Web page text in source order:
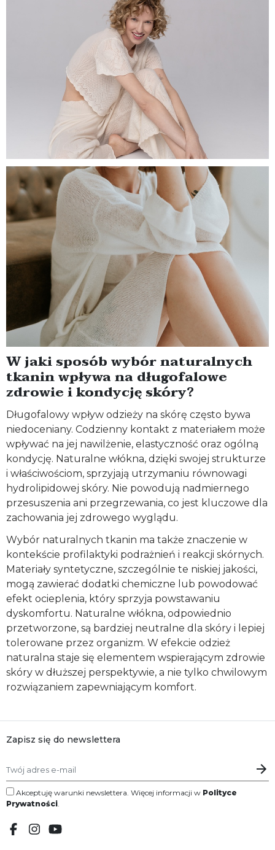
W jaki sposób wybór naturalnych
tkanin wpływa na długofalowe
zdrowie i kondycję skóry?
Długofalowy wpływ odzieży na skórę często bywa
niedoceniany. Codzienny kontakt z materiałem może
wpływać na jej nawilżenie, elastyczność oraz ogólną
kondycję. Naturalne włókna, dzięki swojej strukturze
i właściwościom, sprzyjają utrzymaniu równowagi
hydrolipidowej skóry. Nie powodują nadmiernego
przesuszenia ani przegrzewania, co jest kluczowe dla
zachowania jej zdrowego wyglądu.
Wybór naturalnych tkanin ma także znaczenie w
kontekście profilaktyki podrażnień i reakcji skórnych.
Materiały syntetyczne, szczególnie te niskiej jakości,
mogą zawierać dodatki chemiczne lub powodować
efekt ocieplenia, który sprzyja powstawaniu
dyskomfortu. Naturalne włókna, odpowiednio
przetworzone, są bardziej neutralne dla skóry i lepiej
tolerowane przez organizm. W efekcie odzież
naturalna staje się elementem wspierającym zdrowie
skóry w dłuższej perspektywie, a nie tylko chwilowym
rozwiązaniem zapewniającym komfort.
Zapisz się do newslettera
Akceptuję warunki newslettera. Więcej informacji w Polityce
Prywatności.